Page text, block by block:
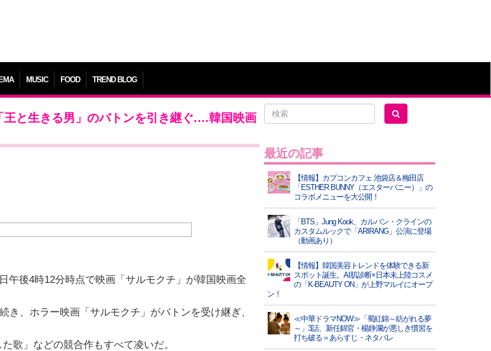
MUSIC FOOD TREND BLOG
王と生きる男」のバトンを引き継ぐ.…韓国映画
午後4時12分時点で映画「サルモクチ」が韓国映画全
、ホラー映画「サルモクチ」がバトンを受け継ぎ、
歌」などの競合作もすべて凌いだ。
最近の記事
【情報】カプコンカフェ 池袋店＆梅田店
「ESTHER BUNNY（エスターバニー）」の
コラボメニューを大公開！
「BTS」Jung Kook、カルバン・クラインの
カスタムルックで「ARIRANG」公演に登場
（動画あり）
【情報】韓国美容トレンドを体験できる新
スポット誕生。AI肌診断×日本未上陸コスメ
の「K-BEAUTY ON」が上野マルイにオープ
ン！
≪中華ドラマNOW≫「蜀紅錦～紡がれる夢
～」3話、新任錦官・楊静瀾が悪しき慣習を
打ち破る＝あらすじ・ネタバレ